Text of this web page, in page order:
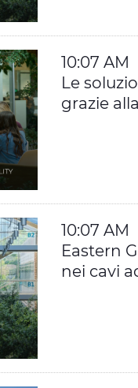
10:07 AM
Le
grazie
10:07 AM
Eastern
nei cavi